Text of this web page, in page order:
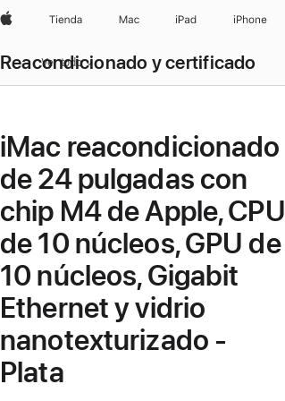
AppleTienda Mac iPad iPhone
Reacondicionado y certificado
Ver todo
iMac reacondicionado
de 24 pulgadas con
chip M4 de Apple, CPU
de 10 núcleos, GPU de
10 núcleos, Gigabit
Ethernet y vidrio
nanotexturizado -
Plata